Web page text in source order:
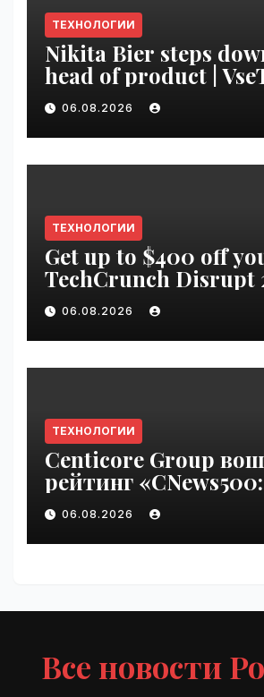
ТЕХНОЛОГИИ
Nikita Bier steps
head of product |
06.08.2026
ТЕХНОЛОГИИ
Get up to $400 off
TechCrunch Disrupt
pass until Friday |
06.08.2026
ТЕХНОЛОГИИ
Centicore Group
рейтинг «CNews500:
Крупнейшие ИТ-
России» | VseTime.ru
06.08.2026
Все новости